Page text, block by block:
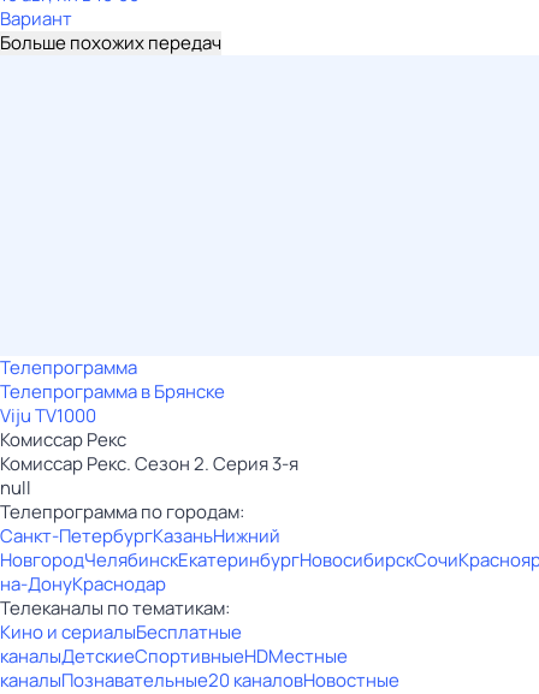
Вариант
Больше похожих передач
Телепрограмма
Телепрограмма в Брянске
Viju TV1000
Комиссар Рекс
Комиссар Рекс. Сезон 2. Серия 3-я
null
Телепрограмма по городам:
Санкт-ПетербургКазаньНижний
НовгородЧелябинскЕкатеринбургНовосибирскСочи
на-ДонуКраснодар
Телеканалы по тематикам:
Кино и сериалыБесплатные
каналыДетскиеСпортивныеHDМестные
каналыПознавательные20 каналовНовостные